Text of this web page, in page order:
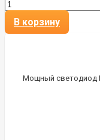
В корзину
Мощный светодиод